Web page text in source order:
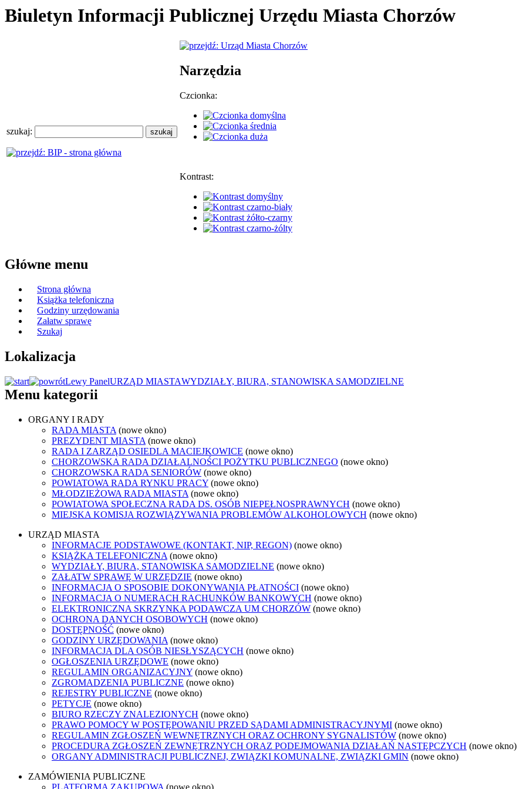
Biuletyn Informacji Publicznej Urzędu Miasta Chorzów
szukaj:
Narzędzia
Czcionka:
Kontrast:
Główne menu
Strona główna
Książka telefoniczna
Godziny urzędowania
Załatw sprawę
Szukaj
Lokalizacja
Lewy PanelURZĄD MIASTAWYDZIAŁY, BIURA, STANOWISKA SAMODZIELNE
Menu kategorii
ORGANY I RADY
RADA MIASTA (nowe okno)
PREZYDENT MIASTA (nowe okno)
RADA I ZARZĄD OSIEDLA MACIEJKOWICE (nowe okno)
CHORZOWSKA RADA DZIAŁALNOŚCI POŻYTKU PUBLICZNEGO (nowe okno)
CHORZOWSKA RADA SENIORÓW (nowe okno)
POWIATOWA RADA RYNKU PRACY (nowe okno)
MŁODZIEŻOWA RADA MIASTA (nowe okno)
POWIATOWA SPOŁECZNA RADA DS. OSÓB NIEPEŁNOSPRAWNYCH (nowe okno)
MIEJSKA KOMISJA ROZWIĄZYWANIA PROBLEMÓW ALKOHOLOWYCH (nowe okno)
URZĄD MIASTA
INFORMACJE PODSTAWOWE (KONTAKT, NIP, REGON) (nowe okno)
KSIĄŻKA TELEFONICZNA (nowe okno)
WYDZIAŁY, BIURA, STANOWISKA SAMODZIELNE (nowe okno)
ZAŁATW SPRAWĘ W URZĘDZIE (nowe okno)
INFORMACJA O SPOSOBIE DOKONYWANIA PŁATNOŚCI (nowe okno)
INFORMACJA O NUMERACH RACHUNKÓW BANKOWYCH (nowe okno)
ELEKTRONICZNA SKRZYNKA PODAWCZA UM CHORZÓW (nowe okno)
OCHRONA DANYCH OSOBOWYCH (nowe okno)
DOSTĘPNOŚĆ (nowe okno)
GODZINY URZĘDOWANIA (nowe okno)
INFORMACJA DLA OSÓB NIESŁYSZĄCYCH (nowe okno)
OGŁOSZENIA URZĘDOWE (nowe okno)
REGULAMIN ORGANIZACYJNY (nowe okno)
ZGROMADZENIA PUBLICZNE (nowe okno)
REJESTRY PUBLICZNE (nowe okno)
PETYCJE (nowe okno)
BIURO RZECZY ZNALEZIONYCH (nowe okno)
PRAWO POMOCY W POSTĘPOWANIU PRZED SĄDAMI ADMINISTRACYJNYMI (nowe okno)
REGULAMIN ZGŁOSZEŃ WEWNĘTRZNYCH ORAZ OCHRONY SYGNALISTÓW (nowe okno)
PROCEDURA ZGŁOSZEŃ ZEWNĘTRZNYCH ORAZ PODEJMOWANIA DZIAŁAŃ NASTĘPCZYCH (nowe okno)
ORGANY ADMINISTRACJI PUBLICZNEJ, ZWIĄZKI KOMUNALNE, ZWIĄZKI GMIN (nowe okno)
ZAMÓWIENIA PUBLICZNE
PLATFORMA ZAKUPOWA (nowe okno)